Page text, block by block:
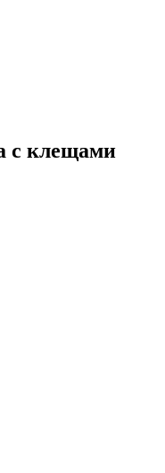
с клещами